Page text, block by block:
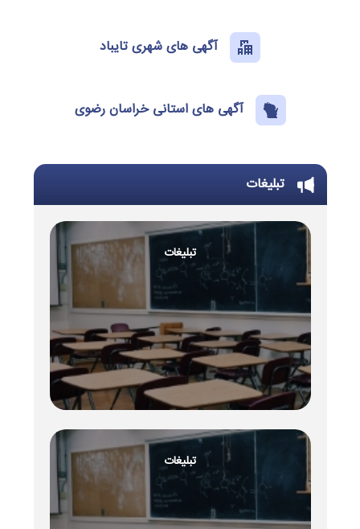
آگهی های شهری تایباد
آگهی های استانی خراسان رضوی
تبلیغات
تبلیغات
تبلیغات